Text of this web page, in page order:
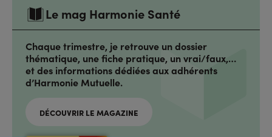
Le mag Harmonie Santé
Chaque trimestre, je retrouve un dossier
thématique, une fiche pratique, un vrai/faux,…
et des informations dédiées aux adhérents
d’Harmonie Mutuelle.
DÉCOUVRIR LE MAGAZINE